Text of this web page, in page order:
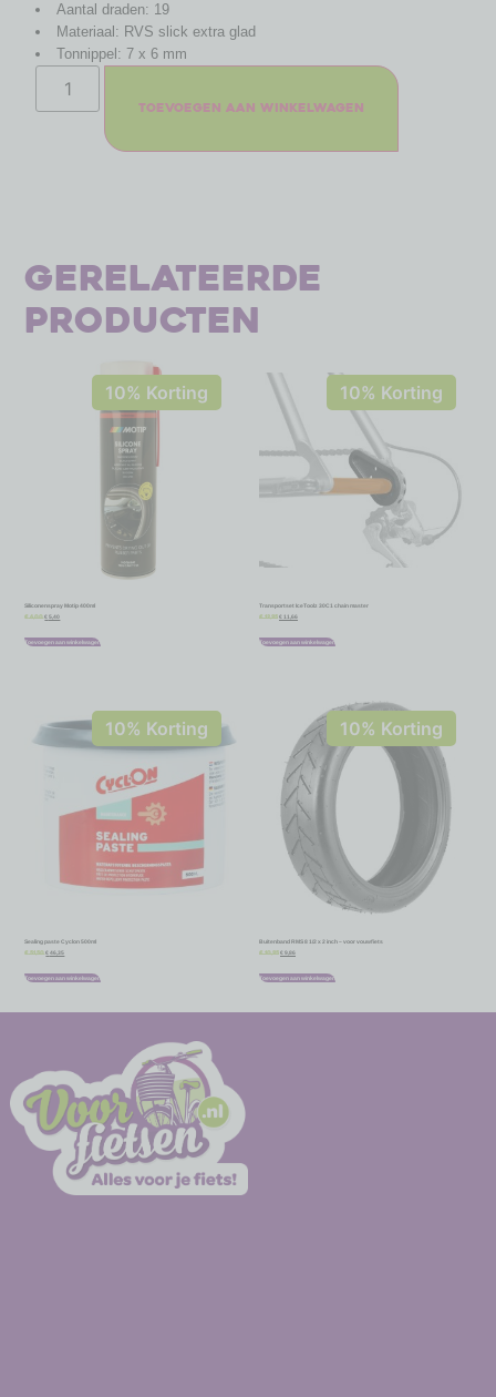
Aantal draden: 19
Materiaal: RVS slick extra glad
Tonnippel: 7 x 6 mm
Toevoegen aan winkelwagen
Gerelateerde
producten
10% Korting
Siliconenspray Motip 400ml
€ 6,00 € 5,40
Toevoegen aan winkelwagen
10% Korting
Transportset IceToolz 30C1 chain master
€ 12,95 € 11,66
Toevoegen aan winkelwagen
10% Korting
Sealing paste Cyclon 500ml
€ 51,50 € 46,35
Toevoegen aan winkelwagen
10% Korting
Buitenband RMS 8 1/2 x 2 inch – voor vouwfiets
€ 10,95 € 9,86
Toevoegen aan winkelwagen